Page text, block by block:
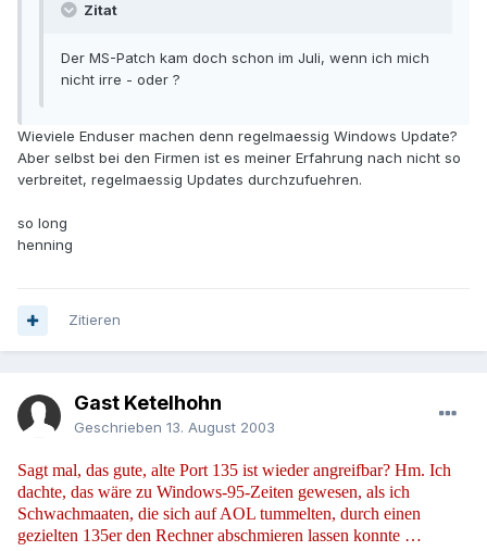
Zitat
Der MS-Patch kam doch schon im Juli, wenn ich mich
nicht irre - oder ?
Wieviele Enduser machen denn regelmaessig Windows Update?
Aber selbst bei den Firmen ist es meiner Erfahrung nach nicht so
verbreitet, regelmaessig Updates durchzufuehren.
so long
henning
Zitieren
Gast Ketelhohn
Geschrieben 13. August 2003
Sagt mal, das gute, alte Port 135 ist wieder angreifbar? Hm. Ich
dachte, das wäre zu Windows-95-Zeiten gewesen, als ich
Schwachmaaten, die sich auf AOL tummelten, durch einen
gezielten 135er den Rechner abschmieren lassen konnte …